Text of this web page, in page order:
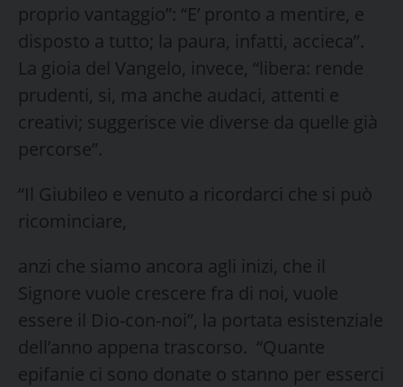
proprio vantaggio”: “E’ pronto a mentire, e
disposto a tutto; la paura, infatti, accieca”.
La gioia del Vangelo, invece, “libera: rende
prudenti, si, ma anche audaci, attenti e
creativi; suggerisce vie diverse da quelle già
percorse”.
“Il Giubileo e venuto a ricordarci che si può
ricominciare,
anzi che siamo ancora agli inizi, che il
Signore vuole crescere fra di noi, vuole
essere il Dio-con-noi”, la portata esistenziale
dell’anno appena trascorso. “Quante
epifanie ci sono donate o stanno per esserci